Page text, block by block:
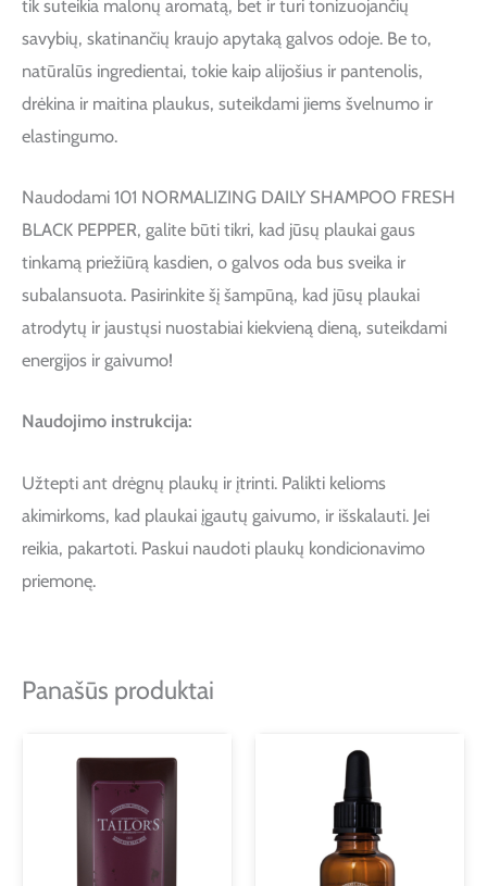
tik suteikia malonų aromatą, bet ir turi tonizuojančių
savybių, skatinančių kraujo apytaką galvos odoje. Be to,
natūralūs ingredientai, tokie kaip alijošius ir pantenolis,
drėkina ir maitina plaukus, suteikdami jiems švelnumo ir
elastingumo.
Naudodami 101 NORMALIZING DAILY SHAMPOO FRESH
BLACK PEPPER, galite būti tikri, kad jūsų plaukai gaus
tinkamą priežiūrą kasdien, o galvos oda bus sveika ir
subalansuota. Pasirinkite šį šampūną, kad jūsų plaukai
atrodytų ir jaustųsi nuostabiai kiekvieną dieną, suteikdami
energijos ir gaivumo!
Naudojimo instrukcija:
Užtepti ant drėgnų plaukų ir įtrinti. Palikti kelioms
akimirkoms, kad plaukai įgautų gaivumo, ir išskalauti. Jei
reikia, pakartoti. Paskui naudoti plaukų kondicionavimo
priemonę.
Panašūs produktai